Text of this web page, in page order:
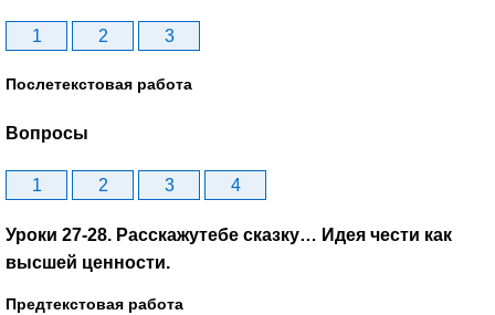
1 2 3
Послетекстовая работа
Вопросы
1 2 3 4
Уроки 27-28. Расскажутебе сказку… Идея чести как
высшей ценности.
Предтекстовая работа